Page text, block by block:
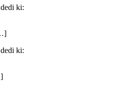
dedi ki:
dedi ki: